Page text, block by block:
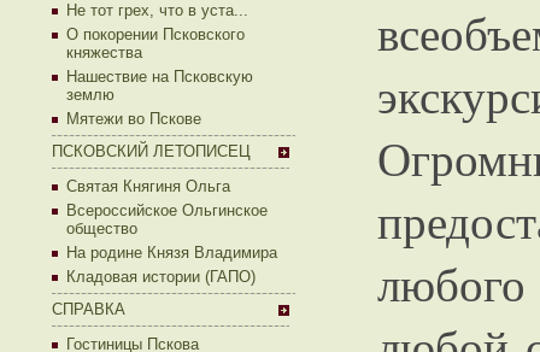
Не тот грех, что в уста...
О покорении Псковского
княжества
Нашествие на Псковскую
землю
Мятежи во Пскове
ПСКОВСКИЙ ЛЕТОПИСЕЦ
Святая Княгиня Ольга
Всероссийское Ольгинское
общество
На родине Князя Владимира
Кладовая истории (ГАПО)
СПРАВКА
Гостиницы Пскова